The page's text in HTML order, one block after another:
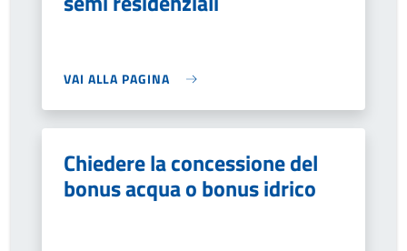
VAI ALLA PAGINA
Chiedere la concessione del
bonus acqua o bonus idrico